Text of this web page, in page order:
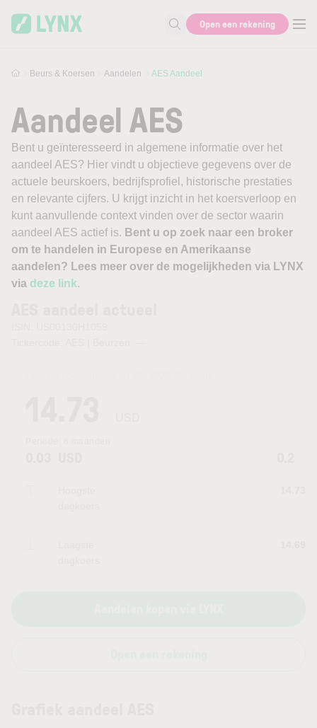
Zoek naar informatie
Open een rekening
Beurs & Koersen Aandelen AES Aandeel
Aandeel AES
Bent u geïnteresseerd in algemene informatie over het
aandeel AES? Hier vindt u objectieve gegevens over de
actuele beurskoers, bedrijfsprofiel, historische prestaties
en relevante cijfers. U krijgt inzicht in het koersverloop en
kunt aanvullende context vinden over de sector waarin
aandeel AES actief is. Bent u op zoek naar een broker
om te handelen in Europese en Amerikaanse
aandelen? Lees meer over de mogelijkheden via LYNX
via deze link.